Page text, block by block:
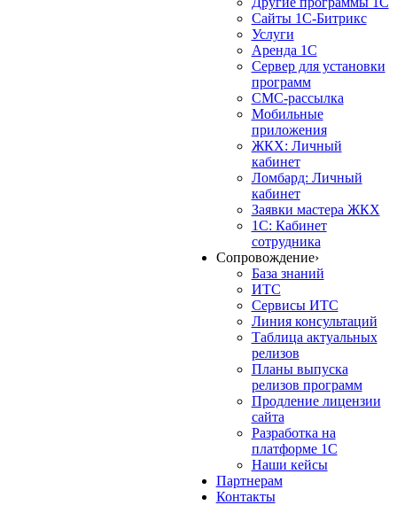
Сайты 1С-Битрикс
Услуги
Аренда 1С
Сервер для установки
программ
СМС-рассылка
Мобильные
приложения
ЖКХ: Личный
кабинет
Ломбард: Личный
кабинет
Заявки мастера ЖКХ
1С: Кабинет
сотрудника
Сопровождение›
База знаний
ИТС
Сервисы ИТС
Линия консультаций
Таблица актуальных
релизов
Планы выпуска
релизов программ
Продление лицензии
сайта
Разработка на
платформе 1С
Наши кейсы
Партнерам
Контакты